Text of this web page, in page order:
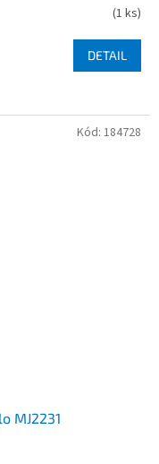
(1 ks)
DETAIL
MJ2231
Kód: 184728